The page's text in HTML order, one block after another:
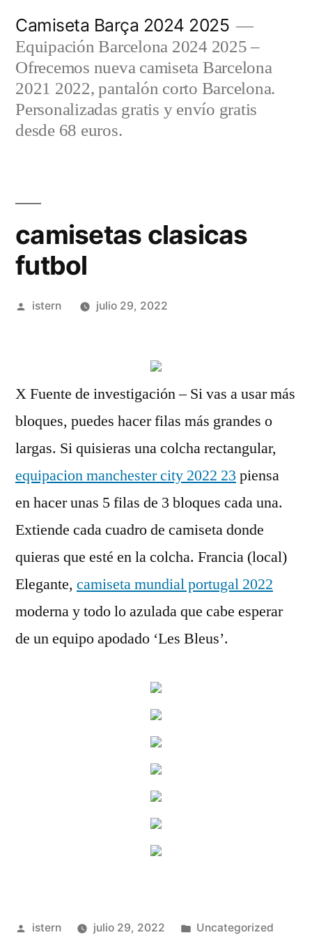
contenido
Camiseta Barça 2024 2025
Equipación Barcelona 2024 2025 –
Ofrecemos nueva camiseta Barcelona
2021 2022, pantalón corto Barcelona.
Personalizadas gratis y envío gratis
desde 68 euros.
camisetas clasicas
futbol
Publicado
istern julio 29, 2022
X Fuente de investigación – Si vas a usar más
bloques, puedes hacer filas más grandes o
largas. Si quisieras una colcha rectangular,
equipacion manchester city 2022 23 piensa
en hacer unas 5 filas de 3 bloques cada una.
Extiende cada cuadro de camiseta donde
quieras que esté en la colcha. Francia (local)
Elegante, camiseta mundial portugal 2022
moderna y todo lo azulada que cabe esperar
de un equipo apodado ‘Les Bleus’.
Publicado
istern julio 29, 2022 Publicado
Uncategorized